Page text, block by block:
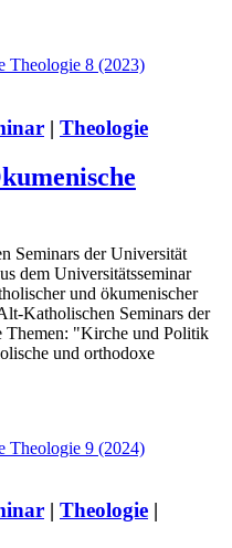
| Theologie
Seminars der Universität
dem Universitätsseminar
und ökumenischer
Katholischen Seminars der
Themen: "Kirche und Politik
und orthodoxe
| Theologie |